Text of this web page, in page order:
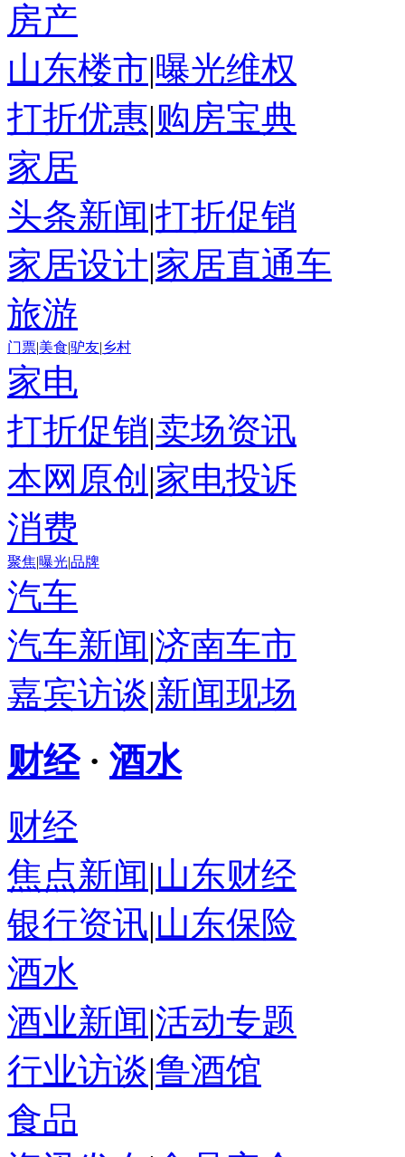
房产
山东楼市|曝光维权
打折优惠|购房宝典
家居
头条新闻|打折促销
家居设计|家居直通车
旅游
门票|美食|驴友|乡村
家电
打折促销|卖场资讯
本网原创 |家电投诉
消费
聚焦|曝光|品牌
汽车
汽车新闻|济南车市
嘉宾访谈|新闻现场
财经· 酒水
财经
焦点新闻|山东财经
银行资讯|山东保险
酒水
酒业新闻|活动专题
行业访谈|鲁酒馆
食品